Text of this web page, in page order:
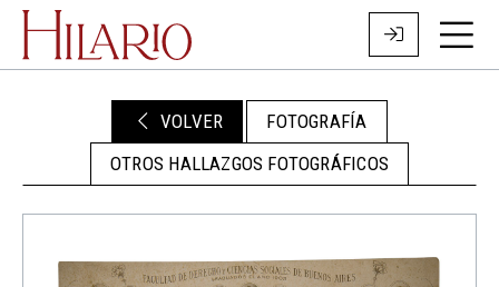
VOLVER
FOTOGRAFÍA
OTROS HALLAZGOS FOTOGRÁFICOS